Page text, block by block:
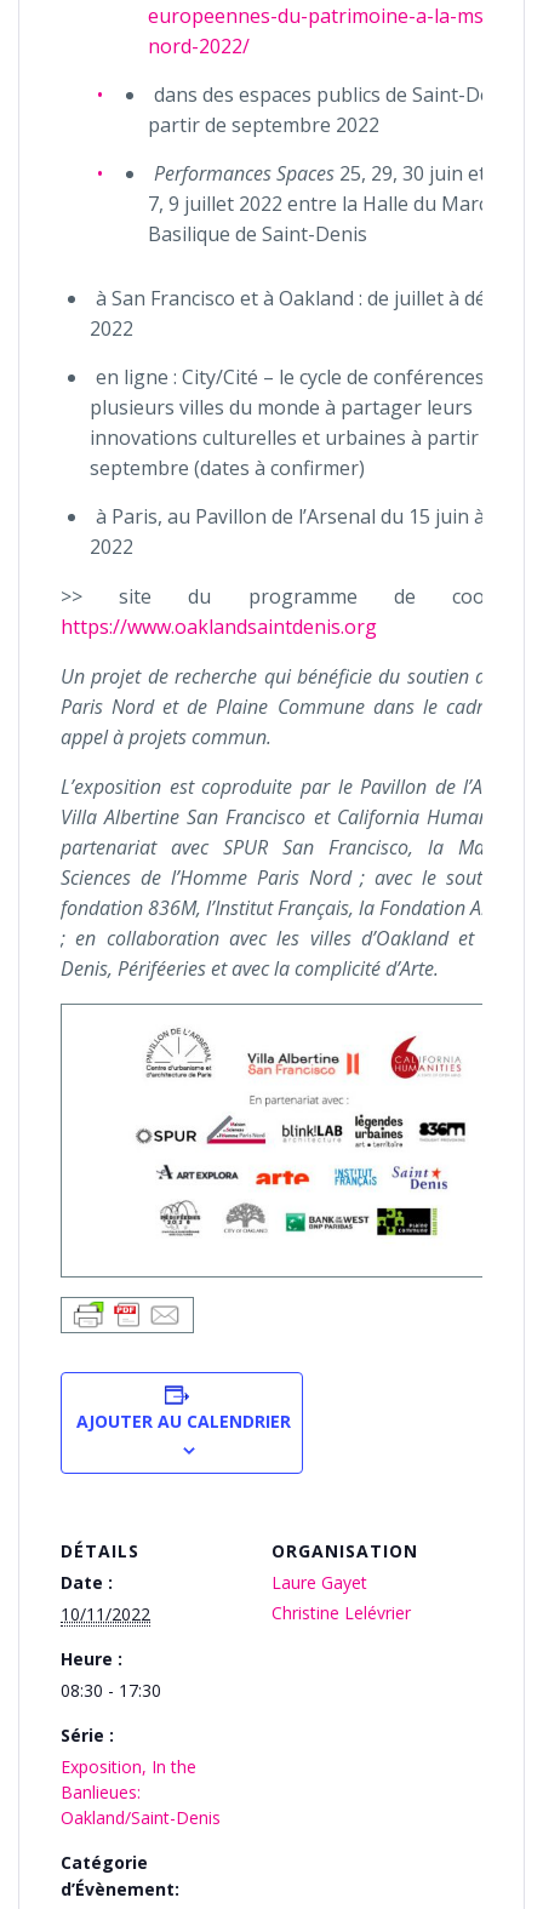
europeennes-du-patrimoine-a-la-msh-
nord-2022/
dans des espaces publics de Saint-Denis à
partir de septembre 2022
Performances Spaces 25, 29, 30 juin et 1, 2,
7, 9 juillet 2022 entre la Halle du Marché et
Basilique de Saint-Denis
à San Francisco et à Oakland : de juillet à
2022
en ligne : City/Cité – le cycle de conférences invite
plusieurs villes du monde à partager leurs
innovations culturelles et urbaines à partir de
septembre (dates à confirmer)
à Paris, au Pavillon de l’Arsenal du 15 juin à fin
2022
>> site du programme de
https://www.oaklandsaintdenis.org
Un projet de recherche qui bénéficie du soutien de la
Paris Nord et de Plaine Commune dans le cadre de
appel à projets commun.
L’exposition est coproduite par le Pavillon de
Villa Albertine San Francisco et California Humanities ;
partenariat avec SPUR San Francisco, la Maison
Sciences de l’Homme Paris Nord ; avec le soutien
fondation 836M, l’Institut Français, la Fondation Art
; en collaboration avec les villes d’Oakland et de
Denis, Périféeries et avec la complicité d’Arte.
AJOUTER AU CALENDRIER
DÉTAILS
Date :
10/11/2022
Heure :
08:30 - 17:30
Série :
Exposition, In the
Banlieues:
Oakland/Saint-Denis
Catégorie
d’Évènement:
ORGANISATION
Laure Gayet
Christine Lelévrier